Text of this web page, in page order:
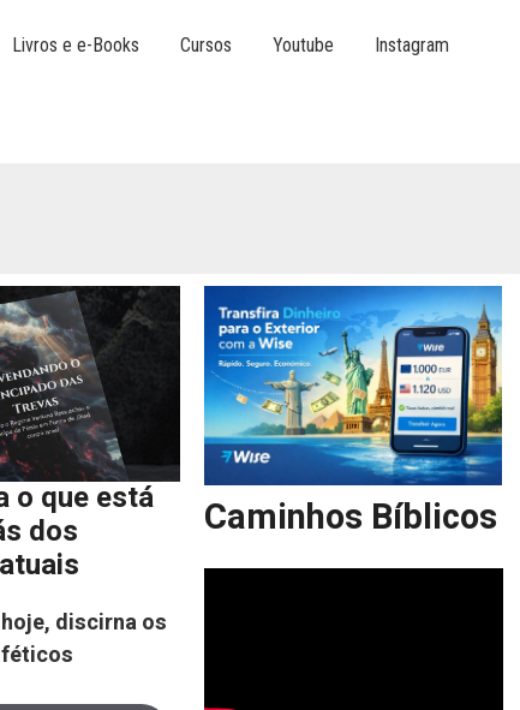
Livros e e-Books Cursos Youtube Instagram
o que está
dos
discirna os
Caminhos Bíblicos